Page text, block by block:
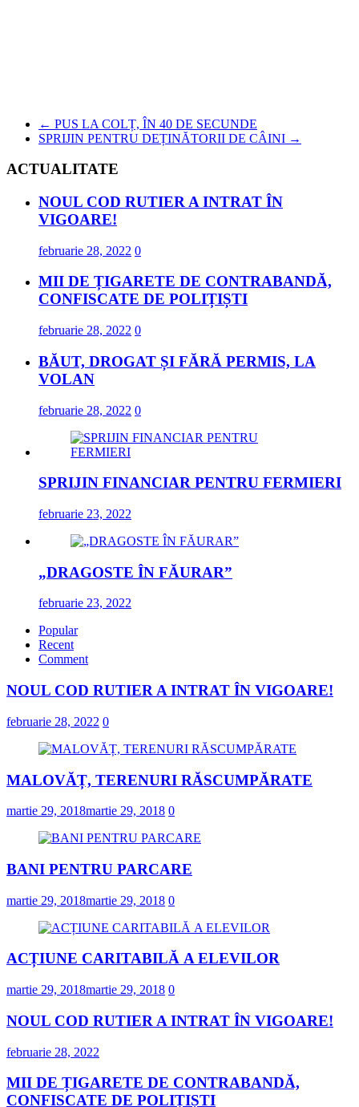
← PUS LA COLȚ, ÎN 40 DE SECUNDE
SPRIJIN PENTRU DEȚINĂTORII DE CÂINI →
ACTUALITATE
NOUL COD RUTIER A INTRAT ÎN
VIGOARE!
februarie 28, 2022 0
MII DE ȚIGARETE DE CONTRABANDĂ,
CONFISCATE DE POLIȚIȘTI
februarie 28, 2022 0
BĂUT, DROGAT ȘI FĂRĂ PERMIS, LA
VOLAN
februarie 28, 2022 0
SPRIJIN FINANCIAR PENTRU FERMIERI
februarie 23, 2022
„DRAGOSTE ÎN FĂURAR”
februarie 23, 2022
Popular
Recent
Comment
NOUL COD RUTIER A INTRAT ÎN VIGOARE!
februarie 28, 2022 0
MALOVĂȚ, TERENURI RĂSCUMPĂRATE
martie 29, 2018martie 29, 2018 0
BANI PENTRU PARCARE
martie 29, 2018martie 29, 2018 0
ACȚIUNE CARITABILĂ A ELEVILOR
martie 29, 2018martie 29, 2018 0
NOUL COD RUTIER A INTRAT ÎN VIGOARE!
februarie 28, 2022
MII DE ȚIGARETE DE CONTRABANDĂ,
CONFISCATE DE POLIȚIȘTI